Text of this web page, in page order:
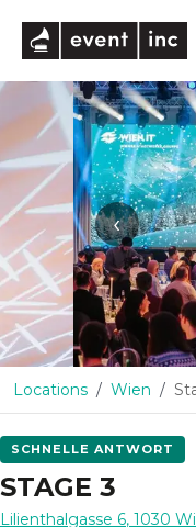
‹
Locations Wien
SCHNELLE ANTWORT
STAGE 3
Lilienthalgasse 6, 1030